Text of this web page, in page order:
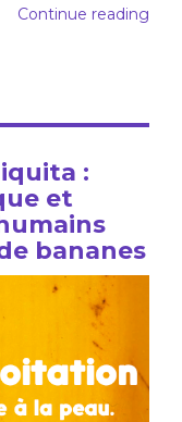
Continue reading
:
et
bananes